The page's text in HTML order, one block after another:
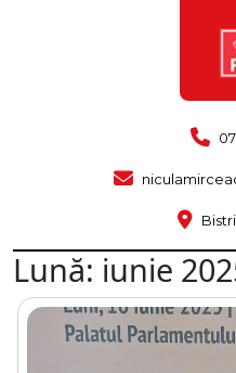
Lună: iunie